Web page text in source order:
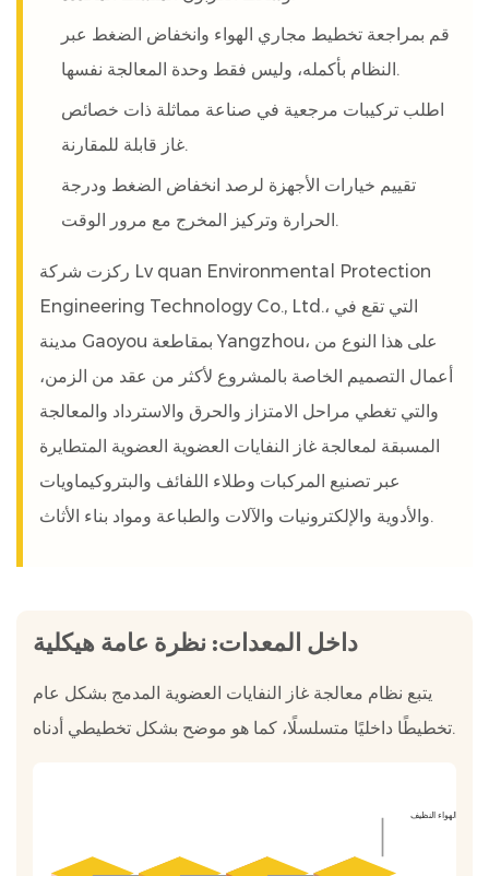
قم بمراجعة تخطيط مجاري الهواء وانخفاض الضغط عبر
النظام بأكمله، وليس فقط وحدة المعالجة نفسها.
اطلب تركيبات مرجعية في صناعة مماثلة ذات خصائص
غاز قابلة للمقارنة.
تقييم خيارات الأجهزة لرصد انخفاض الضغط ودرجة
الحرارة وتركيز المخرج مع مرور الوقت.
ركزت شركة Lv quan Environmental Protection
Engineering Technology Co., Ltd.، التي تقع في
مدينة Gaoyou بمقاطعة Yangzhou، على هذا النوع من
أعمال التصميم الخاصة بالمشروع لأكثر من عقد من الزمن،
والتي تغطي مراحل الامتزاز والحرق والاسترداد والمعالجة
المسبقة لمعالجة غاز النفايات العضوية العضوية المتطايرة
عبر تصنيع المركبات وطلاء اللفائف والبتروكيماويات
والأدوية والإلكترونيات والآلات والطباعة ومواد بناء الأثاث.
داخل المعدات: نظرة عامة هيكلية
يتبع نظام معالجة غاز النفايات العضوية المدمج بشكل عام
تخطيطًا داخليًا متسلسلًا، كما هو موضح بشكل تخطيطي أدناه.
الهواء النظيف